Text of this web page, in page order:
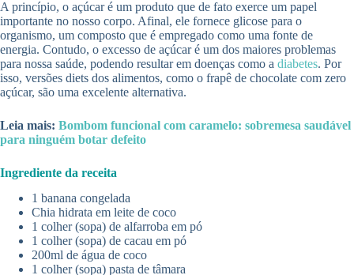
A princípio, o açúcar é um produto que de fato exerce um papel
importante no nosso corpo. Afinal, ele fornece glicose para o
organismo, um composto que é empregado como uma fonte de
energia. Contudo, o excesso de açúcar é um dos maiores problemas
para nossa saúde, podendo resultar em doenças como a diabetes. Por
isso, versões diets dos alimentos, como o frapê de chocolate com zero
açúcar, são uma excelente alternativa.
Leia mais: Bombom funcional com caramelo: sobremesa saudável
para ninguém botar defeito
Ingrediente da receita
1 banana congelada
Chia hidrata em leite de coco
1 colher (sopa) de alfarroba em pó
1 colher (sopa) de cacau em pó
200ml de água de coco
1 colher (sopa) pasta de tâmara